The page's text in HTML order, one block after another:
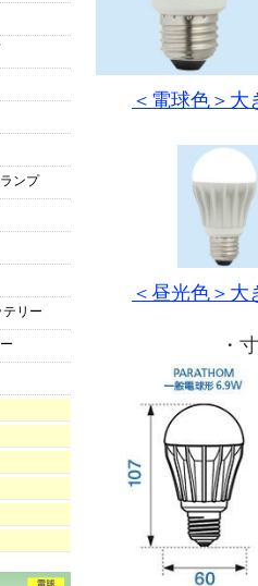
＜電球色＞大
＜昼光色＞大
・
ンプ
リー